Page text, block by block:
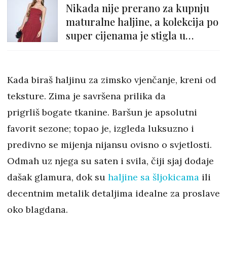
Nikada nije prerano za kupnju
maturalne haljine, a kolekcija po
super cijenama je stigla u
Kada biraš haljinu za zimsko vjenčanje, kreni od
teksture. Zima je savršena prilika da
prigrliš bogate tkanine. Baršun je apsolutni
favorit sezone; topao je, izgleda luksuzno i
predivno se mijenja nijansu ovisno o svjetlosti.
Odmah uz njega su saten i svila, čiji sjaj dodaje
dašak glamura, dok su haljine sa šljokicama ili
decentnim metalik detaljima idealne za proslave
oko blagdana.